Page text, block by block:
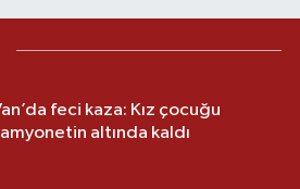
feci kaza: Kız çocuğu
altında kaldı